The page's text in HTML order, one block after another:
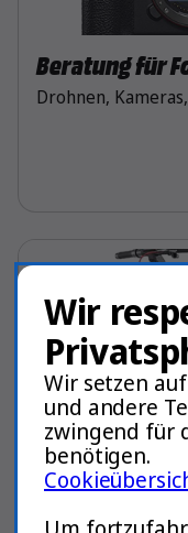
Beratung für
Drohnen,
Beratung für
Wir
Wir setzen
und andere
zwingend für
benötigen.